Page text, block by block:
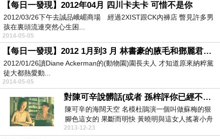
【每日一發現】2012年04月 四川卡夫卡 可惜不是你
2012/03/26下午去誠品峨嵋商場 經過2XIST跟CK內褲店 瞥見許多男
孩在裏頭流連突然心生困...
2014-05-05
【每日一發現】2012 1月到3 月 林書豪的腋毛和鄧麗君的護照
2012/01/26讀Diane Ackerman的(動物園)園長夫人 才知道原來納粹黨
徒大都熱愛動...
2014-05-05
對陳可辛說髒話(或者 孫梓評你已經不在那兒)
陳可辛的海闊天空 名模杜鵑演一個叫做蘇梅的狠
腳色這女的 果斷而明快 黃曉明與這女人搖著小舟
到湖中央 ...
2013-12-23